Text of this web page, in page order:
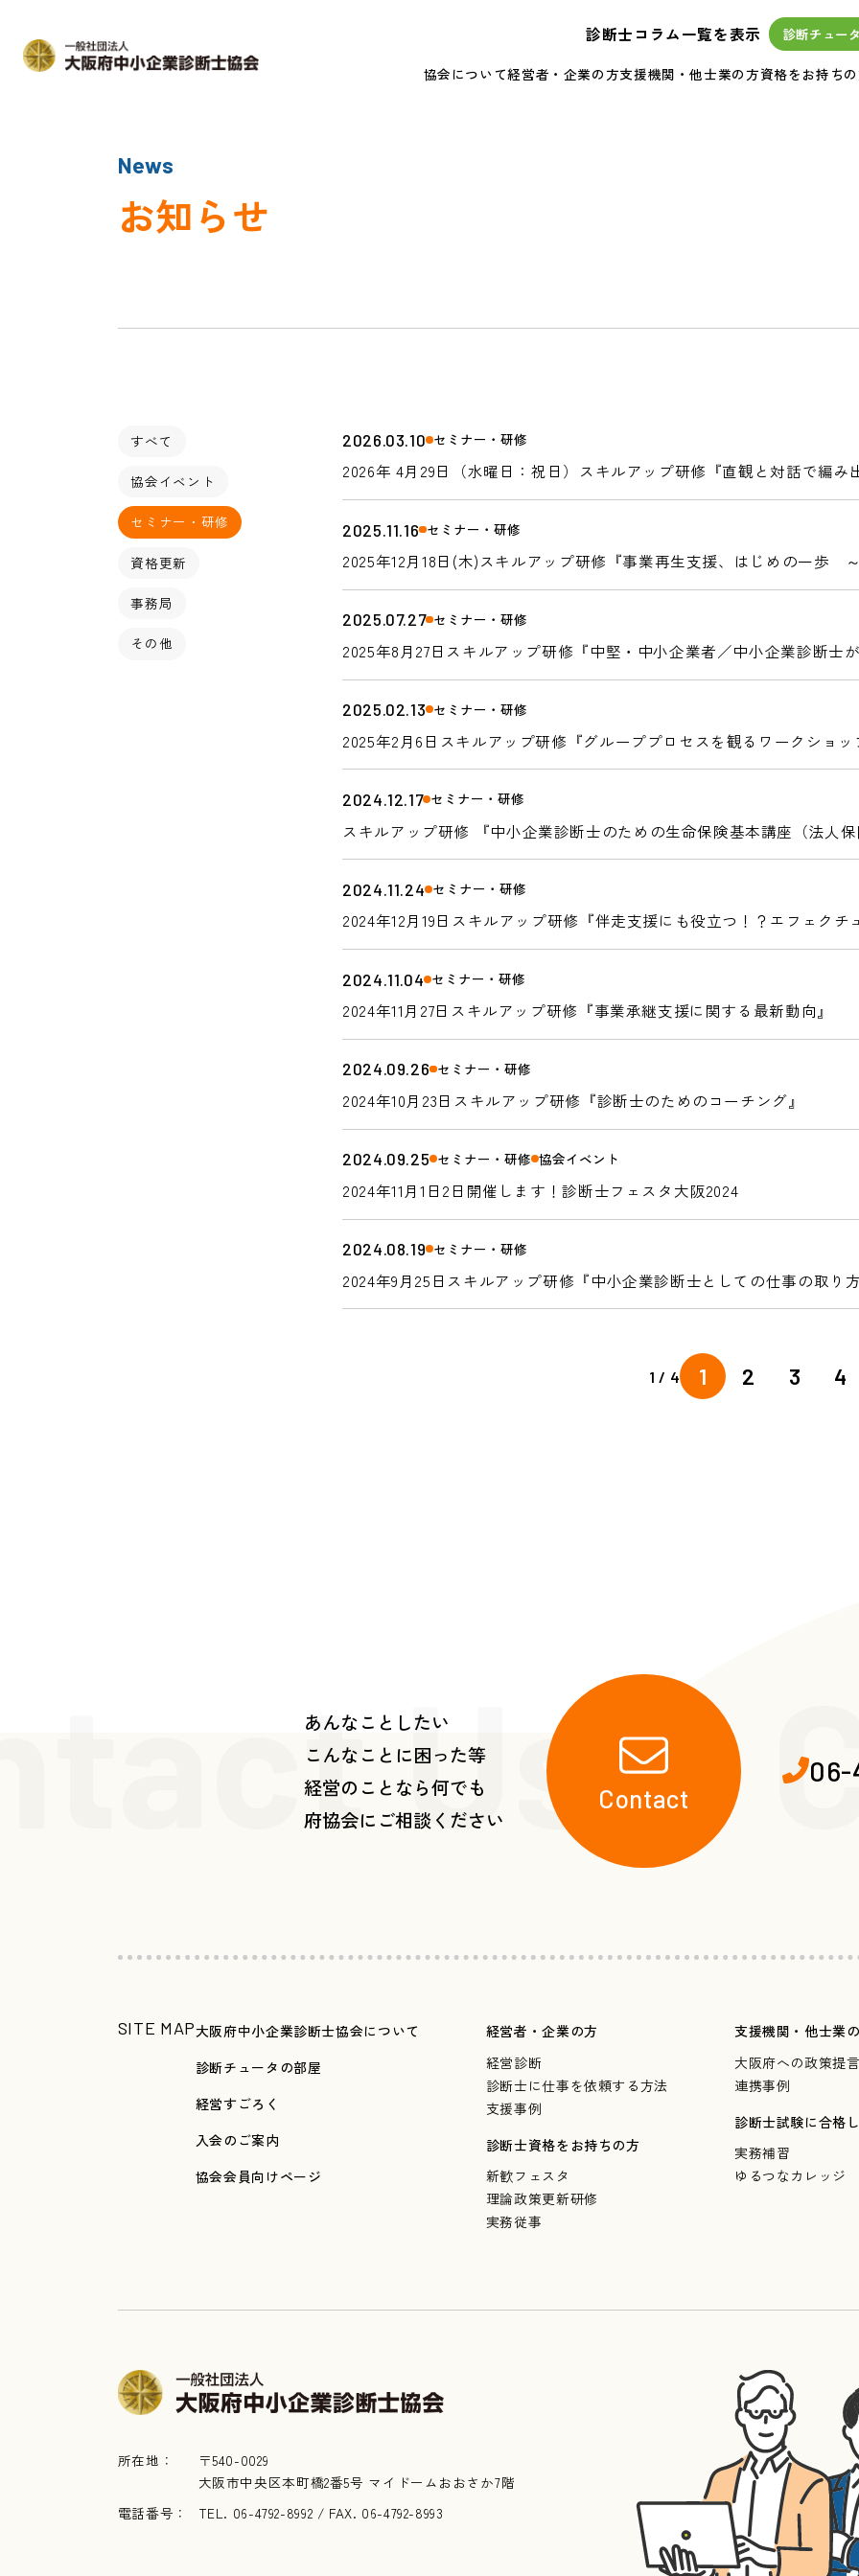
診断士コラム一覧を表示 診断チュー
協会について経営者・企業の方支援機関・他士業の方資格をお持ち
News
お知らせ
すべて
協会イベント
セミナー・研修
資格更新
事務局
その他
2026.03.10 セミナー・研修
2026年 4月29日（水曜日：祝日）スキルアップ研修『直観と対話で編
した起業家の思考法「エフェクチュエーション」を現場の支援に〜
2025.11.16 セミナー・研修
2025年12月18日(木)スキルアップ研修『事業再生支援、はじめの一歩
2025.07.27 セミナー・研修
2025年8月27日スキルアップ研修『中堅・中小企業者／中小企業診断士
2025.02.13 セミナー・研修
2025年2月6日スキルアップ研修『グループプロセスを観るワークショッ
2024.12.17 セミナー・研修
スキルアップ研修 『中小企業診断士のための生命保険基本講座（法人保
2024.11.24 セミナー・研修
2024年12月19日スキルアップ研修『伴走支援にも役立つ！？エフェクチ
2024.11.04 セミナー・研修
2024年11月27日スキルアップ研修『事業承継支援に関する最新動向』
2024.09.26 セミナー・研修
2024年10月23日スキルアップ研修『診断士のためのコーチング』
2024.09.25 セミナー・研修 協会イベント
2024年11月1日2日開催します！診断士フェスタ大阪2024
2024.08.19 セミナー・研修
2024年9月25日スキルアップ研修『中小企業診断士としての仕事の取り方
1 / 4 1 2 3 4
Us・
あんなことしたい
こんなことに困った等
経営のことなら何でも
府協会にご相談ください
Contact
06-
SITE MAP大阪府中小企業診断士協会について
診断チュータの部屋
経営すごろく
入会のご案内
協会会員向けページ
経営者・企業の方
経営診断
診断士に仕事を依頼する方法
支援事例
診断士資格をお持ちの方
新歓フェスタ
理論政策更新研修
実務従事
支援機関・他士業
大阪府への政策提言
連携事例
診断士試験に合格
実務補習
ゆるつなカレッジ
所在地：
〒540-0029
大阪市中央区本町橋2番5号 マイドームおおさか7階
電話番号：
TEL. 06-4792-8992 / FAX. 06-4792-8993